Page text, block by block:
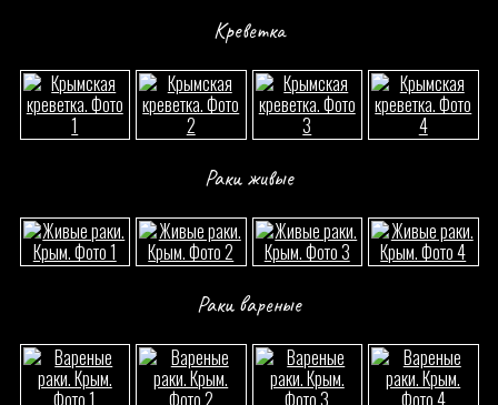
Креветка
Раки живые
Раки вареные